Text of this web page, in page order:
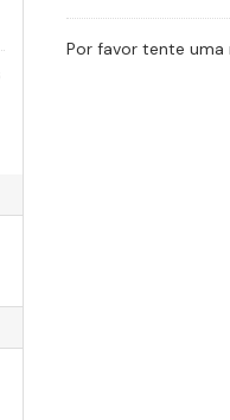
Por favor tente uma